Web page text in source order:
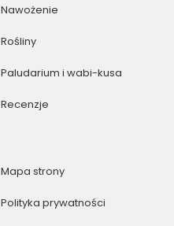
Nawożenie
Rośliny
Paludarium i wabi-kusa
Recenzje
Mapa strony
Polityka prywatności